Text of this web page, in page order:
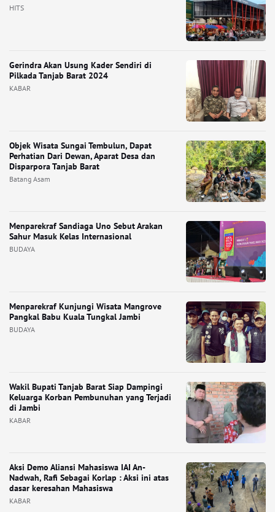
HITS
Gerindra Akan Usung Kader Sendiri di
Pilkada Tanjab Barat 2024
KABAR
Objek Wisata Sungai Tembulun, Dapat
Perhatian Dari Dewan, Aparat Desa dan
Disparpora Tanjab Barat
Batang Asam
Menparekraf Sandiaga Uno Sebut Arakan
Sahur Masuk Kelas Internasional
BUDAYA
Menparekraf Kunjungi Wisata Mangrove
Pangkal Babu Kuala Tungkal Jambi
BUDAYA
Wakil Bupati Tanjab Barat Siap Dampingi
Keluarga Korban Pembunuhan yang Terjadi
di Jambi
KABAR
Aksi Demo Aliansi Mahasiswa IAI An-
Nadwah, Rafi Sebagai Korlap : Aksi ini atas
dasar keresahan Mahasiswa
KABAR